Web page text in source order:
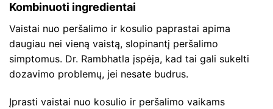
Kombinuoti ingredientai
Vaistai nuo peršalimo ir kosulio paprastai apima
daugiau nei vieną vaistą, slopinantį peršalimo
simptomus. Dr. Rambhatla įspėja, kad tai gali sukelti
dozavimo problemų, jei nesate budrus.
Įprasti vaistai nuo kosulio ir peršalimo vaikams